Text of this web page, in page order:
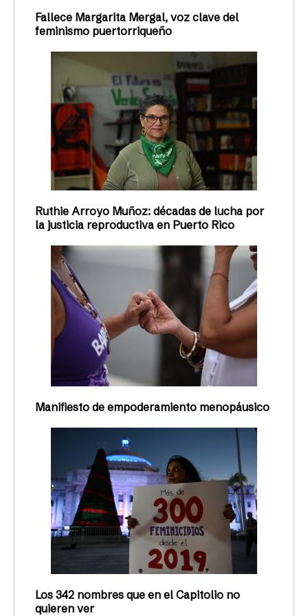
Fallece Margarita Mergal, voz clave del
feminismo puertorriqueño
Ruthie Arroyo Muñoz: décadas de lucha por
la justicia reproductiva en Puerto Rico
Manifiesto de empoderamiento menopáusico
Los 342 nombres que en el Capitolio no
quieren ver